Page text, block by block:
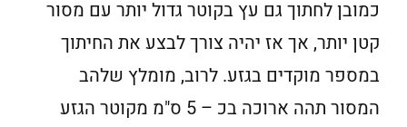
כמובן לחתוך גם עץ בקוטר גדול יותר עם מסור
קטן יותר, אך אז יהיה צורך לבצע את החיתוך
במספר מוקדים בגזע. לרוב, מומלץ שלהב
המסור תהה ארוכה בכ – 5 ס"מ מקוטר הגזע